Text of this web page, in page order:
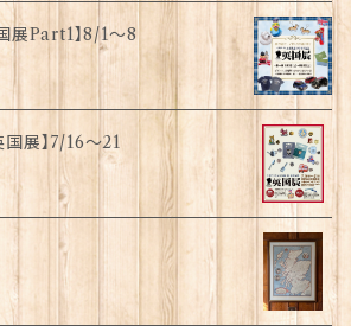
展Part1】8/1〜8
展】7/16～21